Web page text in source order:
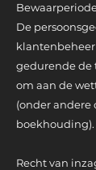
De
gedurende de
om aan de
(onder andere
boekhouding).
Recht van